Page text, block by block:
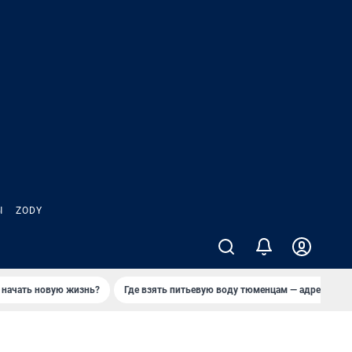
ZODY
начать новую жизнь? Где взять питьевую воду тюменцам — адреса